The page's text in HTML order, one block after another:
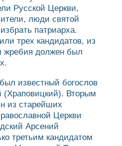
Русской Церкви,
люди святой
патриарха.
трех кандидатов, из
жребия должен был
известный богослов
(Храповицкий). Вторым
из старейших
Церкви
Арсений
третьим кандидатом